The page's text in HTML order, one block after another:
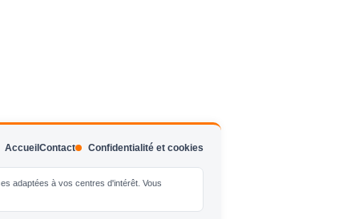
AccueilContact Confidentialité et cookies
adaptées à vos centres d'intérêt. Vous